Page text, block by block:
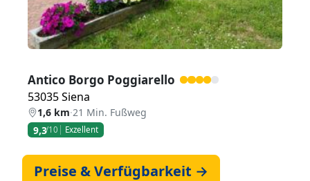
Antico Borgo Poggiarello
53035 Siena
1,6 km·21 Min. Fußweg
9,3/10 Exzellent
Preise & Verfügbarkeit →